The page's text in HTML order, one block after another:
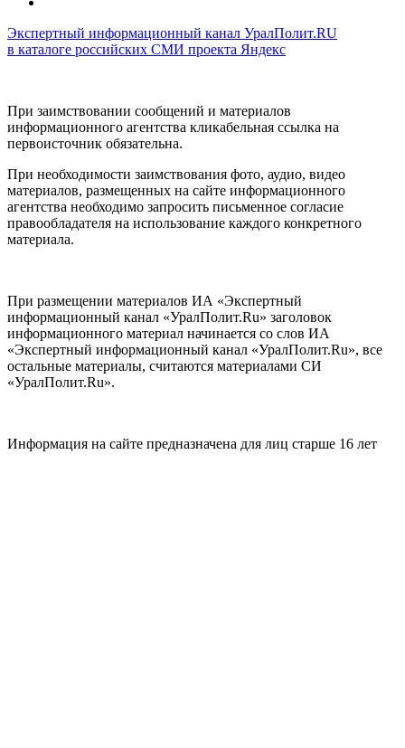
Экспертный информационный канал УралПолит.RU
в каталоге российских СМИ проекта Яндекс
При заимствовании сообщений и материалов
информационного агентства кликабельная ссылка на
первоисточник обязательна.
При необходимости заимствования фото, аудио, видео
материалов, размещенных на сайте информационного
агентства необходимо запросить письменное согласие
правообладателя на использование каждого конкретного
материала.
При размещении материалов ИА «Экспертный
информационный канал «УралПолит.Ru» заголовок
информационного материал начинается со слов ИА
«Экспертный информационный канал «УралПолит.Ru», все
остальные материалы, считаются материалами СИ
«УралПолит.Ru».
Информация на сайте предназначена для лиц старше 16 лет